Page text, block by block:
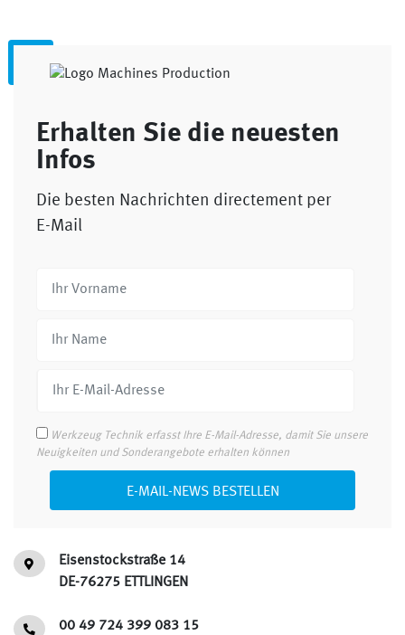
Erhalten Sie die neuesten
Infos
Die besten Nachrichten directement per
E-Mail
Werkzeug Technik erfasst Ihre E-Mail-Adresse, damit Sie unsere
Neuigkeiten und Sonderangebote erhalten können
E-MAIL-NEWS BESTELLEN
Eisenstockstraße 14
DE-76275 ETTLINGEN
00 49 724 399 083 15